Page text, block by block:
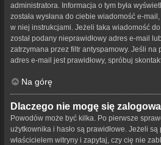
administratora. Informacja o tym była
została wysłana do ciebie wiadomość e-
w niej instrukcjami. Jeżeli taka wiadomość
został podany nieprawidłowy adres e-mail
zatrzymana przez filtr antyspamowy. Jeśli na
adres e-mail jest prawidłowy, spróbuj
Na górę
Dlaczego nie mogę się
Powodów może być kilka. Po pierwsze
użytkownika i hasło są prawidłowe. Jeżeli
właścicielem witryny i zapytaj, czy cię nie